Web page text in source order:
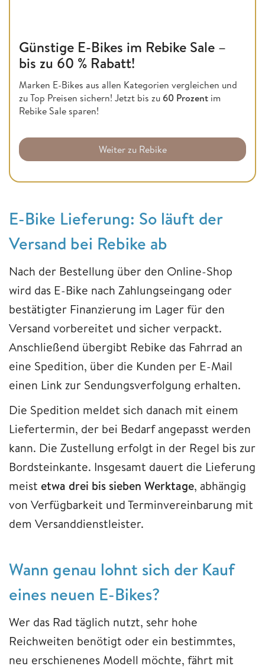
Günstige E-Bikes im Rebike Sale –
bis zu 60 % Rabatt!
Marken E-Bikes aus allen Kategorien vergleichen und
zu Top Preisen sichern! Jetzt bis zu 60 Prozent im
Rebike Sale sparen!
Weiter zu Rebike
E-Bike Lieferung: So läuft der
Versand bei Rebike ab
Nach der Bestellung über den Online-Shop
wird das E-Bike nach Zahlungseingang oder
bestätigter Finanzierung im Lager für den
Versand vorbereitet und sicher verpackt.
Anschließend übergibt Rebike das Fahrrad an
eine Spedition, über die Kunden per E-Mail
einen Link zur Sendungsverfolgung erhalten.
Die Spedition meldet sich danach mit einem
Liefertermin, der bei Bedarf angepasst werden
kann. Die Zustellung erfolgt in der Regel bis zur
Bordsteinkante. Insgesamt dauert die Lieferung
meist etwa drei bis sieben Werktage, abhängig
von Verfügbarkeit und Terminvereinbarung mit
dem Versanddienstleister.
Wann genau lohnt sich der Kauf
eines neuen E-Bikes?
Wer das Rad täglich nutzt, sehr hohe
Reichweiten benötigt oder ein bestimmtes,
neu erschienenes Modell möchte, fährt mit